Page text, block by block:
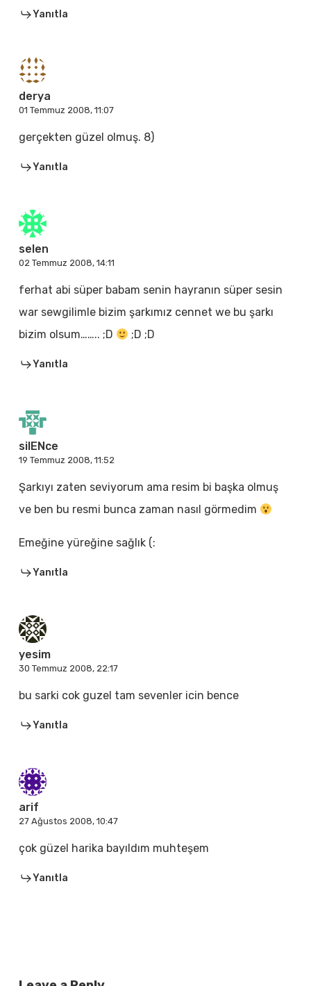
Yanıtla
derya
01 Temmuz 2008, 11:07
gerçekten güzel olmuş. 8)
Yanıtla
selen
02 Temmuz 2008, 14:11
ferhat abi süper babam senin hayranın süper sesin
war sewgilimle bizim şarkımız cennet we bu şarkı
bizim olsum…….. ;D
;D ;D
Yanıtla
silENce
19 Temmuz 2008, 11:52
Şarkıyı zaten seviyorum ama resim bi başka olmuş
ve ben bu resmi bunca zaman nasıl görmedim
Emeğine yüreğine sağlık (:
Yanıtla
yesim
30 Temmuz 2008, 22:17
bu sarki cok guzel tam sevenler icin bence
Yanıtla
arif
27 Ağustos 2008, 10:47
çok güzel harika bayıldım muhteşem
Yanıtla